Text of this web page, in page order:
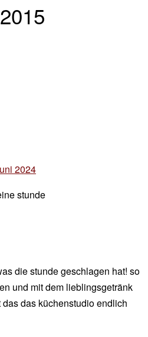
2024
chef
stunde
die stunde geschlagen hat! so
und mit dem lieblingsgetränk
das küchenstudio endlich